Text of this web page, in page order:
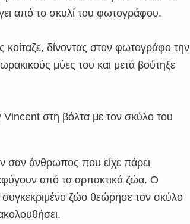
από το σκυλί του φωτογράφου.
δίνοντας στον φωτογράφο την
μύες του και μετά βούτηξε
σαν άνθρωπος που είχε πάρει
από τα αρπακτικά ζώα. Ο
συγκεκριμένο ζώο θεώρησε τον σκύλο